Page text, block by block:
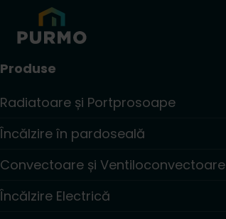
Produse
Radiatoare și Portprosoape
Încălzire în pardoseală
Convectoare și Ventiloconvectoare
Încălzire Electrică